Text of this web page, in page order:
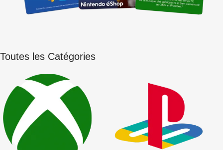
Acheter maintenant!
Toutes les Catégories